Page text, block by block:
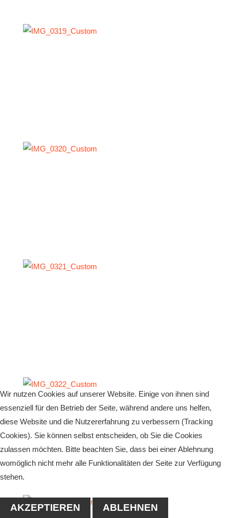
Wir nutzen Cookies auf unserer Website. Einige von ihnen sind
essenziell für den Betrieb der Seite, während andere uns helfen,
diese Website und die Nutzererfahrung zu verbessern (Tracking
Cookies). Sie können selbst entscheiden, ob Sie die Cookies
zulassen möchten. Bitte beachten Sie, dass bei einer Ablehnung
womöglich nicht mehr alle Funktionalitäten der Seite zur Verfügung
stehen.
AKZEPTIEREN ABLEHNEN